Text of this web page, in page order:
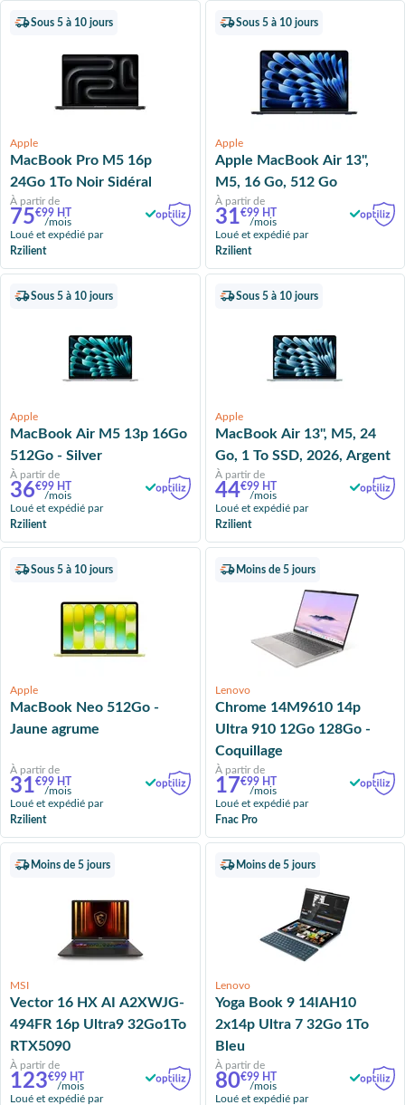
Sous 5 à 10 jours
Apple
MacBook Pro M5 16p
24Go 1To Noir Sidéral
À partir de
75€99 HT
/mois
Loué et expédié par
Rzilient
Sous 5 à 10 jours
Apple
Apple MacBook Air 13'',
M5, 16 Go, 512 Go
À partir de
31€99 HT
/mois
Loué et expédié par
Rzilient
Sous 5 à 10 jours
Apple
MacBook Air M5 13p 16Go
512Go - Silver
À partir de
36€99 HT
/mois
Loué et expédié par
Rzilient
Sous 5 à 10 jours
Apple
MacBook Air 13'', M5, 24
Go, 1 To SSD, 2026, Argent
À partir de
44€99 HT
/mois
Loué et expédié par
Rzilient
Sous 5 à 10 jours
Apple
MacBook Neo 512Go -
Jaune agrume
À partir de
31€99 HT
/mois
Loué et expédié par
Rzilient
Moins de 5 jours
Lenovo
Chrome 14M9610 14p
Ultra 910 12Go 128Go -
Coquillage
À partir de
17€99 HT
/mois
Loué et expédié par
Fnac Pro
Moins de 5 jours
MSI
Vector 16 HX AI A2XWJG-
494FR 16p Ultra9 32Go1To
RTX5090
À partir de
123€99 HT
/mois
Loué et expédié par
Moins de 5 jours
Lenovo
Yoga Book 9 14IAH10
2x14p Ultra 7 32Go 1To
Bleu
À partir de
80€99 HT
/mois
Loué et expédié par